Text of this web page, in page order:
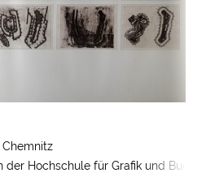
der Hochschule für Grafik und